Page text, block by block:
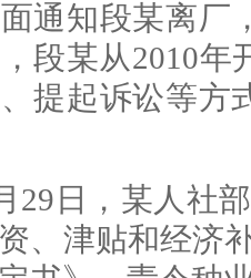
通知段某离厂
段某从2010
提起诉讼等方
29日，某人社
、津贴和经济